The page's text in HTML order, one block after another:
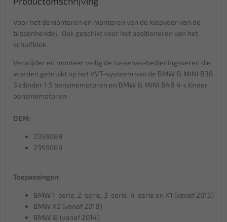
Voor het demonteren en monteren van de klepveer van de
tussenhendel. Ook geschikt voor het positioneren van het
schuifblok.
Verwijder en monteer veilig de tussenas-bedieningsveren die
worden gebruikt op het VVT-systeem van de BMW & MINI B38
3 cilinder 1.5 benzinemotoren en BMW & MINI B48 4-cilinder
benzinemotoren.
OEM:
2359088
2359089
Toepassingen:
BMW 1-serie, 2-serie, 3-serie, 4-serie en X1 (vanaf 2015)
BMW X2 (vanaf 2018)
BMW i8 (vanaf 2014)